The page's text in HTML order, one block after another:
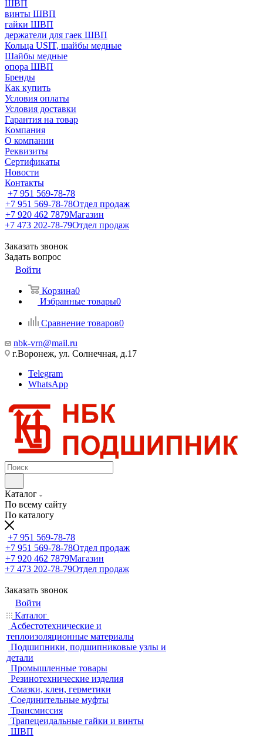
ШВП
винты ШВП
гайки ШВП
держатели для гаек ШВП
Кольца USIT, шайбы медные
Шайбы медные
опора ШВП
Бренды
Как купить
Условия оплаты
Условия доставки
Гарантия на товар
Компания
О компании
Реквизиты
Сертификаты
Новости
Контакты
+7 951 569-78-78
+7 951 569-78-78Отдел продаж
+7 920 462 7879Магазин
+7 473 202-78-79Отдел продаж
Заказать звонок
Задать вопрос
Войти
Корзина0
Избранные товары0
Сравнение товаров0
nbk-vrn@mail.ru
г.Воронеж, ул. Солнечная, д.17
Telegram
WhatsApp
Каталог
По всему сайту
По каталогу
+7 951 569-78-78
+7 951 569-78-78Отдел продаж
+7 920 462 7879Магазин
+7 473 202-78-79Отдел продаж
Заказать звонок
Войти
Каталог
Асбестотехнические и
теплоизоляционные материалы
Подшипники, подшипниковые узлы и
детали
Промышленные товары
Резинотехнические изделия
Смазки, клеи, герметики
Соединительные муфты
Трансмиссия
Трапецеидальные гайки и винты
ШВП